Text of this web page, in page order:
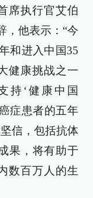
席执行官艾伯
，他表示：“今
和进入中国35
健康挑战之一
持‘健康中国
症患者的五年
信，包括抗体
果，将有助于
数百万人的生